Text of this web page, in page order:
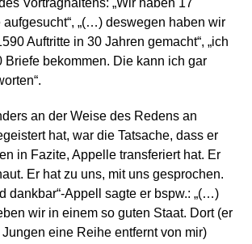
Vortraghaltens: „Wir haben 17
aufgesucht“, „(…) deswegen haben wir
Auftritte in 30 Jahren gemacht“, „ich
Briefe bekommen. Die kann ich gar
an der Weise des Redens an
hat, war die Tatsache, dass er
in Fazite, Appelle transferiert hat. Er
Er hat zu uns, mit uns gesprochen.
dankbar“-Appell sagte er bspw.: „(…)
wir in einem so guten Staat. Dort (er
eine Reihe entfernt von mir)